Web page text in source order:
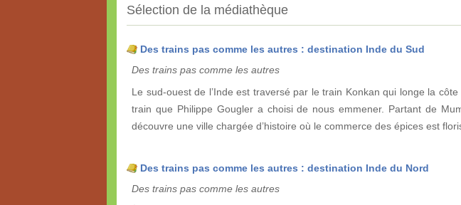
Sélection de la médiathèque
Des trains pas comme les autres : destination Inde du Sud
Des trains pas comme les autres
Le sud-ouest de l’Inde est traversé par le train Konkan qui longe la
train que Philippe Gougler a choisi de nous emmener. Partant de
découvre une ville chargée d’histoire où le commerce des épices est
Des trains pas comme les autres : destination Inde du Nord
Des trains pas comme les autres